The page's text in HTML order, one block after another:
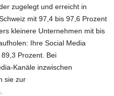
zugelegt und erreicht in
mit 97,4 bis 97,6 Prozent
kleinere Unternehmen mit bis
Ihre Social Media
Prozent. Bei
Kanäle inzwischen
sie zur